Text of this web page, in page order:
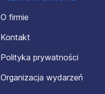
O firmie
Kontakt
Polityka prywatności
Organizacja wydarzeń